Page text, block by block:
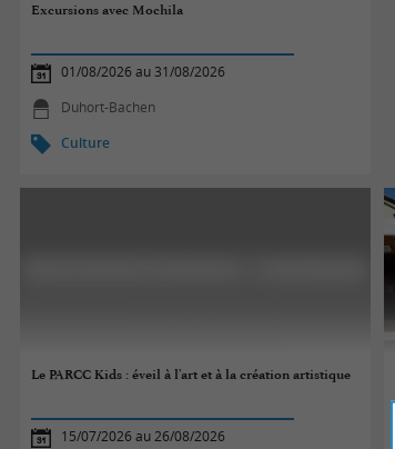
Excursions avec Mochila
01/08/2026 au 31/08/2026
Duhort-Bachen
Culture
Le PARCC Kids : éveil à l'art et à la création artistique
15/07/2026 au 26/08/2026